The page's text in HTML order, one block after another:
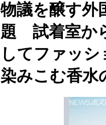
物議を醸す外
題 試着室か
してファッ
染みこむ香